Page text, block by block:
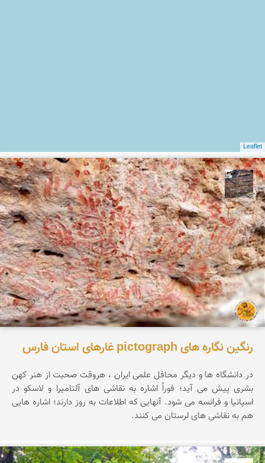
Leaflet
محمد ناصری فرد
رنگین نگاره های pictograph غارهای استان فارس
در دانشگاه ها و دیگر محافل علمی ایران ، هروقت صحبت از هنر کهن
بشری پیش می آید؛ فوراً اشاره به نقاشی های آلتامیرا و لاسکو در
اسپانیا و فرانسه می شود. آنهایی که اطلاعات به روز دارند؛ اشاره هایی
هم به نقاشی های لرستان می کنند.